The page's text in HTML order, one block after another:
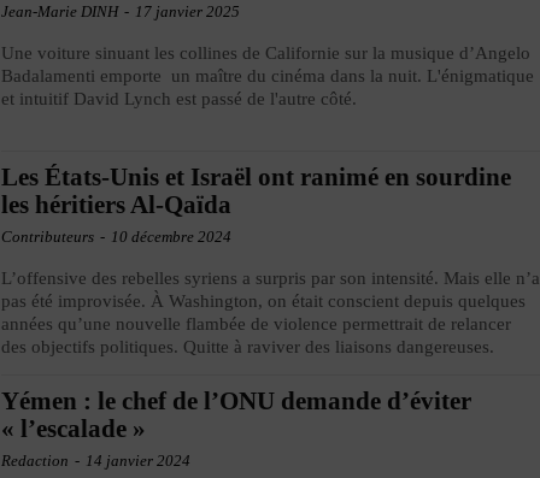
Jean-Marie DINH - 17 janvier 2025
Une voiture sinuant les collines de Californie sur la musique d’Angelo
Badalamenti emporte un maître du cinéma dans la nuit. L'énigmatique
et intuitif David Lynch est passé de l'autre côté.
Les États-Unis et Israël ont ranimé en sourdine
les héritiers Al-Qaïda
Contributeurs - 10 décembre 2024
L’offensive des rebelles syriens a surpris par son intensité. Mais elle n’a
pas été improvisée. À Washington, on était conscient depuis quelques
années qu’une nouvelle flambée de violence permettrait de relancer
des objectifs politiques. Quitte à raviver des liaisons dangereuses.
Yémen : le chef de l’ONU demande d’éviter
« l’escalade »
Redaction - 14 janvier 2024